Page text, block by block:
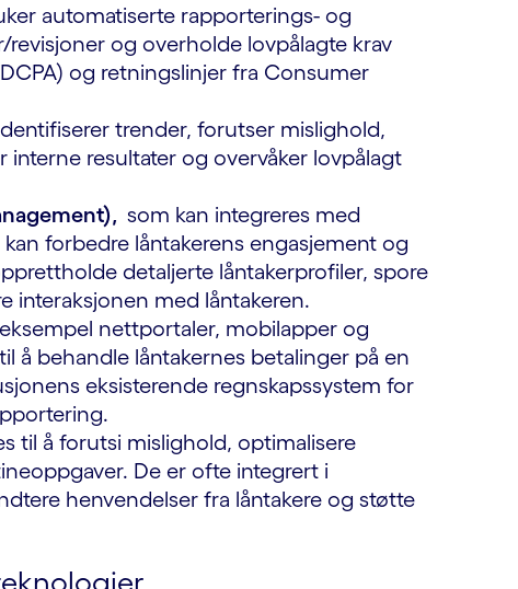
automatiserte rapporterings- og
og overholde lovpålagte krav
og retningslinjer fra Consumer
trender, forutser mislighold,
interne resultater og overvåker lovpålagt
som kan integreres med
forbedre låntakerens engasjement og
detaljerte låntakerprofiler, spore
interaksjonen med låntakeren.
nettportaler, mobilapper og
å behandle låntakernes betalinger på en
eksisterende regnskapssystem for
til å forutsi mislighold, optimalisere
De er ofte integrert i
henvendelser fra låntakere og støtte